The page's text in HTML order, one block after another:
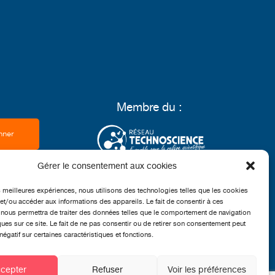
Gérer le consentement aux cookies
meilleures expériences, nous utilisons des technologies telles que les cookies
ou accéder aux informations des appareils. Le fait de consentir à ces
permettra de traiter des données telles que le comportement de navigation
sur ce site. Le fait de ne pas consentir ou de retirer son consentement peut
sur certaines caractéristiques et fonctions.
Refuser Voir les préférences
Membre du :
Grand partenaire :